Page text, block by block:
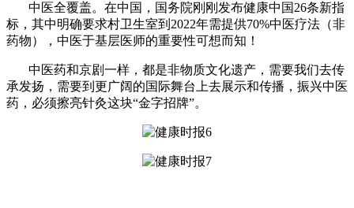
中医全覆盖。在中国，国务院刚刚发布健康中国26条新指
标，其中明确要求村卫生室到2022年需提供70%中医疗法（非
药物），中医于基层医师的重要性可想而知！
中医药和京剧一样，都是非物质文化遗产，需要我们去传
承发扬，需要到更广阔的国际舞台上去展示和传播，振兴中医
药，必须擦亮针灸这块“金字招牌”。